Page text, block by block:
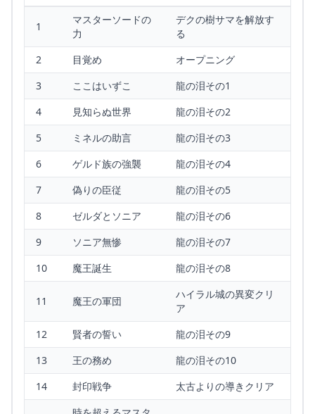
1
マスターソードの
力
デクの樹サマを解放す
る
2
目覚め
オープニング
3
ここはいずこ
龍の泪その1
4
見知らぬ世界
龍の泪その2
5
ミネルの助言
龍の泪その3
6
ゲルド族の強襲
龍の泪その4
7
偽りの臣従
龍の泪その5
8
ゼルダとソニア
龍の泪その6
9
ソニア無惨
龍の泪その7
10
魔王誕生 龍の泪その8
11 魔王の軍団
ハイラル城の異変クリ
ア
12
賢者の誓い
龍の泪その9
13
王の務め
龍の泪その10
14
封印戦争 太古よりの導きクリア